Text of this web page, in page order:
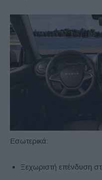
Εσωτερικά:
Ξεχωριστή επένδυση